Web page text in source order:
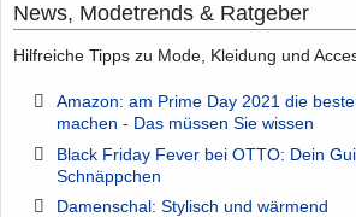
News, Modetrends & Ratgeber
Hilfreiche Tipps zu Mode, Kleidung und
Amazon: am Prime Day 2021 die
machen - Das müssen Sie wissen
Black Friday Fever bei OTTO: Dein
Schnäppchen
Damenschal: Stylisch und wärmend